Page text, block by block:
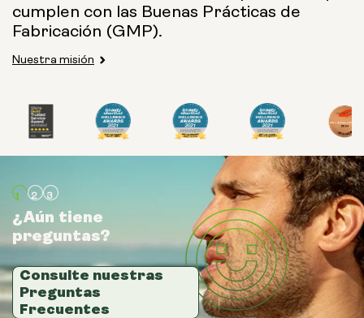
Paquetes de viaje
Polvo en bolsa
Botella de vidrio (400
ml)
Bote metálico
Tamaño:
14 sobres
cumplen con las Buenas Prácticas de
Fabricación (GMP).
Nuestra misión
¿Aún tiene
preguntas?
Consulte nuestras
Preguntas
Frecuentes
¿Aún tiene
preguntas?
Consulte nuestras
Preguntas
Frecuentes
¿Aún tiene
preguntas?
Consulte nuestras
Preguntas
Frecuentes